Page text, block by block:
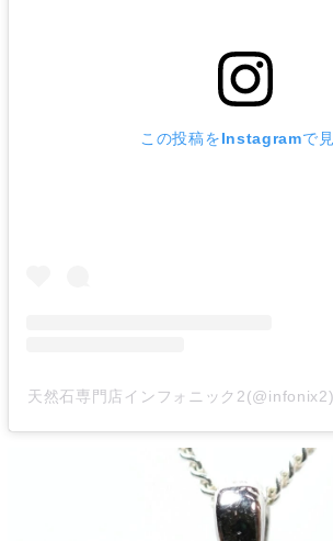
この投稿をInstagramで
天然石専門店インフォニック